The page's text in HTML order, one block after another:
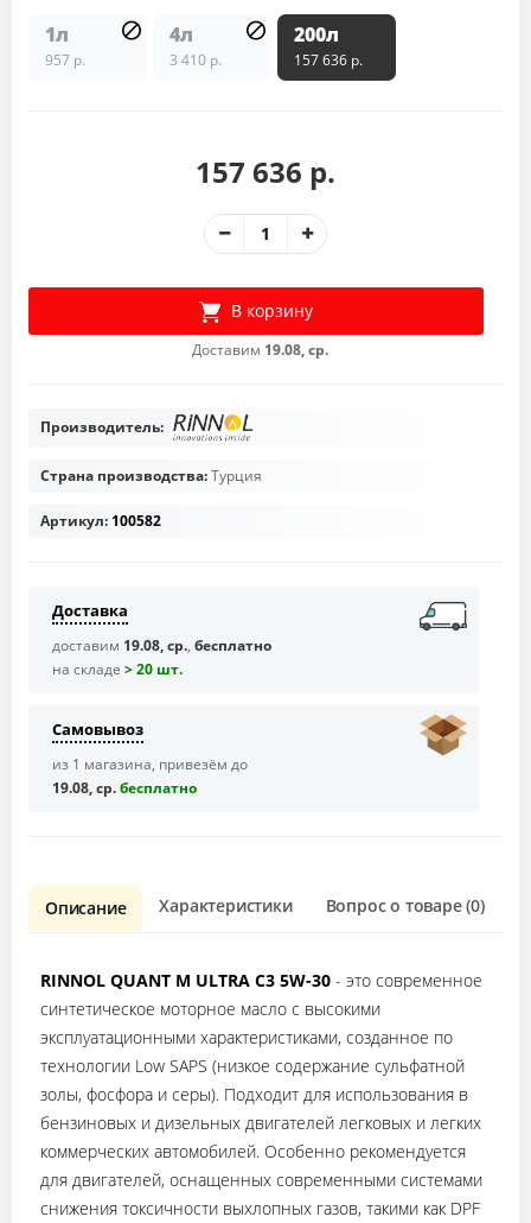
1л
957 р.
4л
3 410 р.
200л
157 636 р.
157 636 р.
В корзину
Доставим 19.08, ср.
Производитель:
Страна производства:Турция
Артикул: 100582
Доставка
доставим 19.08, ср., бесплатно
на складе > 20 шт.
Самовывоз
из 1 магазина, привезём до
19.08, ср.бесплaтно
Описание Характеристики Вопрос о товаре (0)
RINNOL QUANT M ULTRA С3 5W-30 - это современное
синтетическое моторное масло с высокими
эксплуатационными характеристиками, созданное по
технологии Low SAPS (низкое содержание сульфатной
золы, фосфора и серы). Подходит для использования в
бензиновых и дизельных двигателей легковых и легких
коммерческих автомобилей. Особенно рекомендуется
для двигателей, оснащенных современными системами
снижения токсичности выхлопных газов, такими как DPF